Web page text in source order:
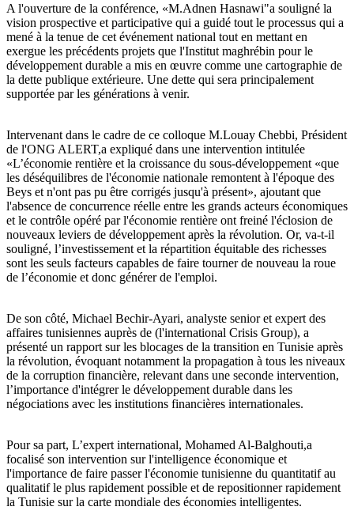
A l'ouverture de la conférence, «M.Adnen Hasnawi"a souligné la
vision prospective et participative qui a guidé tout le processus qui a
mené à la tenue de cet événement national tout en mettant en
exergue les précédents projets que l'Institut maghrébin pour le
développement durable a mis en œuvre comme une cartographie de
la dette publique extérieure. Une dette qui sera principalement
supportée par les générations à venir.
Intervenant dans le cadre de ce colloque M.Louay Chebbi, Président
de l'ONG ALERT,a expliqué dans une intervention intitulée
«L’économie rentière et la croissance du sous-développement «que
les déséquilibres de l'économie nationale remontent à l'époque des
Beys et n'ont pas pu être corrigés jusqu'à présent», ajoutant que
l'absence de concurrence réelle entre les grands acteurs économiques
et le contrôle opéré par l'économie rentière ont freiné l'éclosion de
nouveaux leviers de développement après la révolution. Or, va-t-il
souligné, l’investissement et la répartition équitable des richesses
sont les seuls facteurs capables de faire tourner de nouveau la roue
de l’économie et donc générer de l'emploi.
De son côté, Michael Bechir-Ayari, analyste senior et expert des
affaires tunisiennes auprès de (l'international Crisis Group), a
présenté un rapport sur les blocages de la transition en Tunisie après
la révolution, évoquant notamment la propagation à tous les niveaux
de la corruption financière, relevant dans une seconde intervention,
l’importance d'intégrer le développement durable dans les
négociations avec les institutions financières internationales.
Pour sa part, L’expert international, Mohamed Al-Balghouti,a
focalisé son intervention sur l'intelligence économique et
l'importance de faire passer l'économie tunisienne du quantitatif au
qualitatif le plus rapidement possible et de repositionner rapidement
la Tunisie sur la carte mondiale des économies intelligentes.